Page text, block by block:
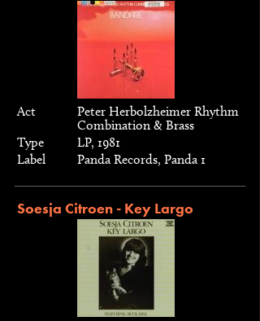
Act
Peter Herbolzheimer Rhythm
Combination & Brass
Type
LP, 1981
Label
Panda Records, Panda 1
Soesja Citroen - Key Largo